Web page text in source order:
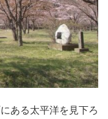
ある太平洋を見下ろ